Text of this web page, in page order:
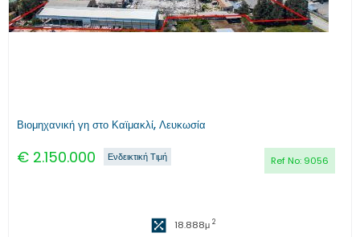
Βιομηχανική γη στο Καϊμακλί, Λευκωσία
€ 2.150.000 Ref No: 9056
Ενδεικτική Τιμή
18.888μ 2